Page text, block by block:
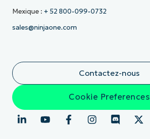
Mexique : + 52 800-099-0732
sales@ninjaone.com
Contactez-nous
Cookie Preferences